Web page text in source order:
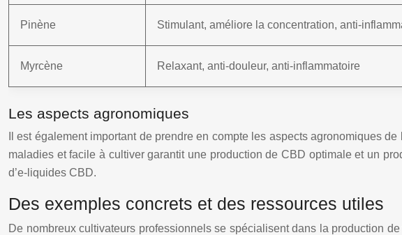
Pinène Stimulant, améliore la concentration, anti-
Myrcène Relaxant, anti-douleur, anti-inflammatoire
Les aspects agronomiques
Il est également important de prendre en compte les aspects agronomiques
maladies et facile à cultiver garantit une production de CBD optimale et un
d’e-liquides CBD.
Des exemples concrets et des ressources utiles
De nombreux cultivateurs professionnels se spécialisent dans la production